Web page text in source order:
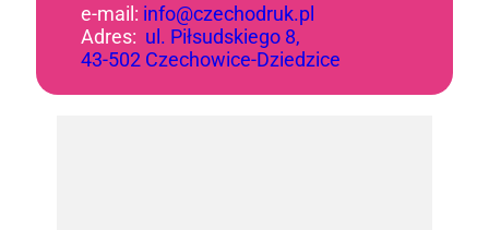
e-mail: info@czechodruk.pl
Adres: ul. Piłsudskiego 8,
43-502 Czechowice-Dziedzice